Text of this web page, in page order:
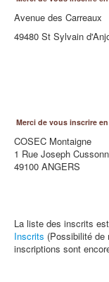
Avenue des Carreaux
49480 St Sylvain
Merci de vous inscrire
COSEC Montaigne
1 Rue Joseph
49100 ANGERS
La liste des inscrits
Inscrits (Possibilité de
inscriptions sont